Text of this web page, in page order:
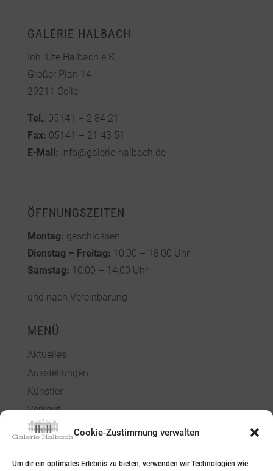
Cookie-Zustimmung verwalten
Um dir ein optimales Erlebnis zu bieten, verwenden wir Technologien wie
GALERIE HALBACH
Inh. Ute Halbach e.K.
Großer Plan 14
29211 Celle
Tel.: 05141 – 2 84 21
Fax: 05141 – 21 43 51
E-Mail: info@galerie-halbach.de
ÖFFNUNGSZEITEN
Montag: geschlossen
Dienstag – Freitag: 10:00 – 18:00 Uhr
Samstag: 10:00 – 14:00 Uhr
und nach Vereinbarung
MENÜ
Aktuelles
Ausstellungen
Künstler
Verkauf
Über uns